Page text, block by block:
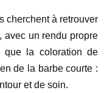
cherchent à retrouver
avec un rendu propre
que la coloration de
de la barbe courte :
et de soin.